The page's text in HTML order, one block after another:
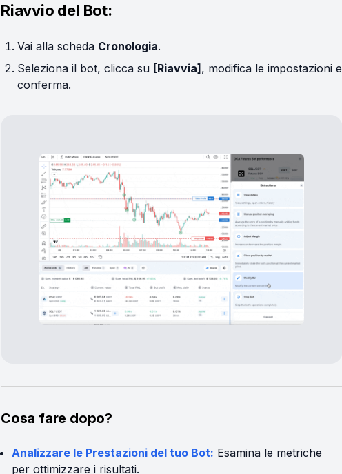
Riavvio del Bot:
Vai alla scheda Cronologia.
Seleziona il bot, clicca su [Riavvia], modifica le impostazioni e
conferma.
Cosa fare dopo?
Analizzare le Prestazioni del tuo Bot: Esamina le metriche
per ottimizzare i risultati.